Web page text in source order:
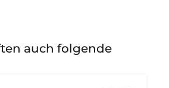
auch folgende